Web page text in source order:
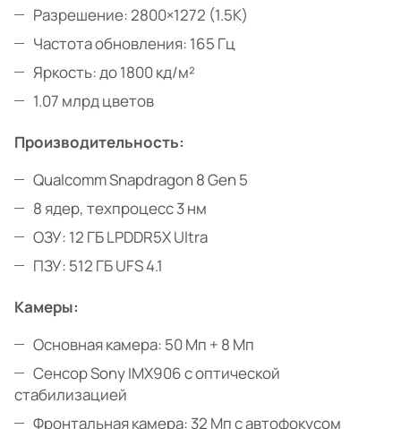
Разрешение: 2800×1272 (1.5K)
Частота обновления: 165 Гц
Яркость: до 1800 кд/м²
1.07 млрд цветов
Производительность:
Qualcomm Snapdragon 8 Gen 5
8 ядер, техпроцесс 3 нм
ОЗУ: 12 ГБ LPDDR5X Ultra
ПЗУ: 512 ГБ UFS 4.1
Камеры:
Основная камера: 50 Мп + 8 Мп
Сенсор Sony IMX906 с оптической
стабилизацией
Фронтальная камера: 32 Мп с автофокусом